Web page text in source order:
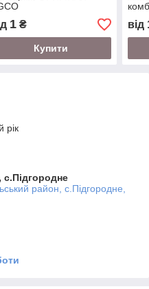
1₴
Купити
від
рік
с.Підгородне
район, с.Підгородне,